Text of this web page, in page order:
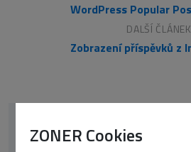
ZONER Cookies
DALŠÍ ČLÁNEK